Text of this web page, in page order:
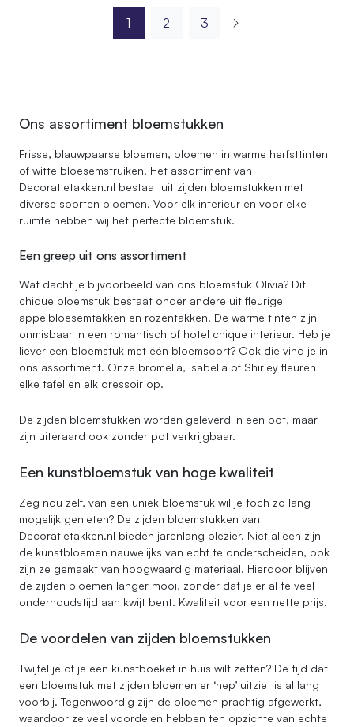
1 2 3
Ons assortiment bloemstukken
Frisse, blauwpaarse bloemen, bloemen in warme herfsttinten
of witte bloesemstruiken. Het assortiment van
Decoratietakken.nl bestaat uit zijden bloemstukken met
diverse soorten bloemen. Voor elk interieur en voor elke
ruimte hebben wij het perfecte bloemstuk.
Een greep uit ons assortiment
Wat dacht je bijvoorbeeld van ons bloemstuk Olivia? Dit
chique bloemstuk bestaat onder andere uit fleurige
appelbloesemtakken en rozentakken. De warme tinten zijn
onmisbaar in een romantisch of hotel chique interieur. Heb je
liever een bloemstuk met één bloemsoort? Ook die vind je in
ons assortiment. Onze bromelia, Isabella of Shirley fleuren
elke tafel en elk dressoir op.
De zijden bloemstukken worden geleverd in een pot, maar
zijn uiteraard ook zonder pot verkrijgbaar.
Een kunstbloemstuk van hoge kwaliteit
Zeg nou zelf, van een uniek bloemstuk wil je toch zo lang
mogelijk genieten? De zijden bloemstukken van
Decoratietakken.nl bieden jarenlang plezier. Niet alleen zijn
de kunstbloemen nauwelijks van echt te onderscheiden, ook
zijn ze gemaakt van hoogwaardig materiaal. Hierdoor blijven
de zijden bloemen langer mooi, zonder dat je er al te veel
onderhoudstijd aan kwijt bent. Kwaliteit voor een nette prijs.
De voordelen van zijden bloemstukken
Twijfel je of je een kunstboeket in huis wilt zetten? De tijd dat
een bloemstuk met zijden bloemen er ‘nep’ uitziet is al lang
voorbij. Tegenwoordig zijn de bloemen prachtig afgewerkt,
waardoor ze veel voordelen hebben ten opzichte van echte